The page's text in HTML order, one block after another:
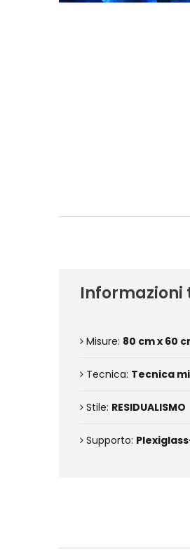
Informazioni
Misure: 80 cm x 60
Tecnica: Tecnica
Stile: RESIDUALISMO
Supporto: